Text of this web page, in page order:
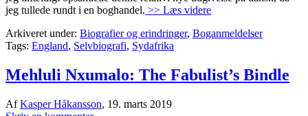
jeg tullede rundt i en boghandel. >> Læs videre
Arkiveret under: Biografier og erindringer, Boganmeldelser
Tags: England, Selvbiografi, Sydafrika
Mehluli Nxumalo: The Fabulist’s Bindle
AfKasper Håkansson, 19. marts 2019